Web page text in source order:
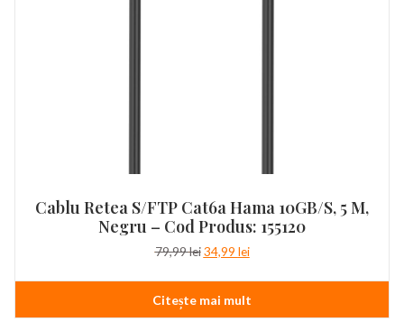
Cablu Retea S/FTP Cat6a Hama 10GB/s, 5 M,
Negru – Cod Produs: 155120
79,99lei Prețul
a
fost:
79,99 lei.
34,99 leiPrețul
este:
34,99 lei.
Citește mai mult